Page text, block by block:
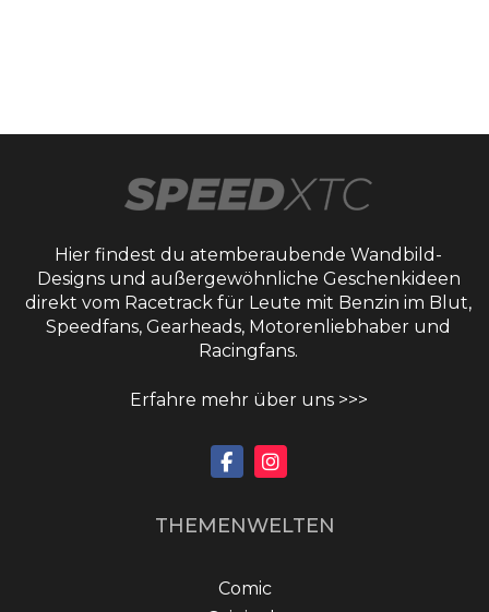
Hier findest du atemberaubende Wandbild-
Designs und außergewöhnliche Geschenkideen
direkt vom Racetrack für Leute mit Benzin im Blut,
Speedfans, Gearheads, Motorenliebhaber und
Racingfans.
Erfahre mehr über uns >>>
THEMENWELTEN
Comic